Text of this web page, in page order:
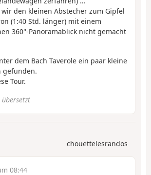
wir den kleinen Abstecher zum Gipfel
(1:40 Std. länger) mit einem
360°-Panoramablick nicht gemacht
dem Bach Taverole ein paar kleine
gefunden.
Tour.
chouettelesrandos
08:44